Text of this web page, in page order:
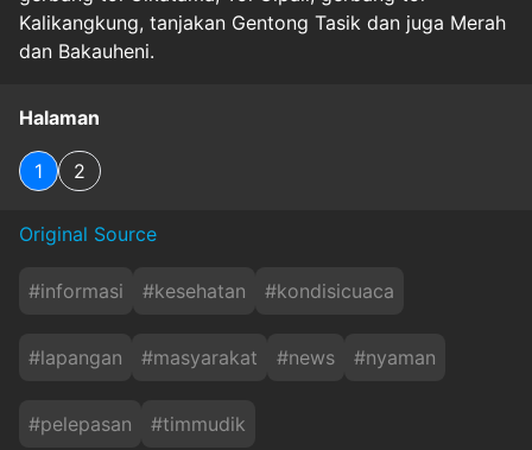
Kalikangkung, tanjakan Gentong Tasik dan juga Merah
dan Bakauheni.
Halaman
1 2
Original Source
#informasi #kesehatan #kondisicuaca
#lapangan #masyarakat #news #nyaman
#pelepasan #timmudik